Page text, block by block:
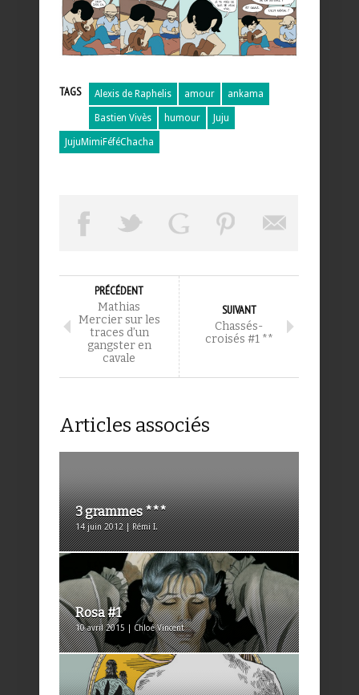
TAGS Alexis de Raphelis amour ankama
Bastien Vivès humour Juju
JujuMimiFéféChacha
PRÉCÉDENT
Mathias
Mercier sur les
traces d’un
gangster en
cavale
SUIVANT
Chassés-
croisés #1 **
Articles associés
3 grammes ***
14 juin 2012 | Rémi I.
Rosa #1
10 avril 2015 | Chloé Vincent